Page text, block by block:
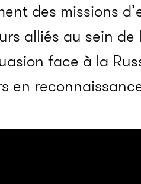
des missions
alliés au sein de
face à la
en